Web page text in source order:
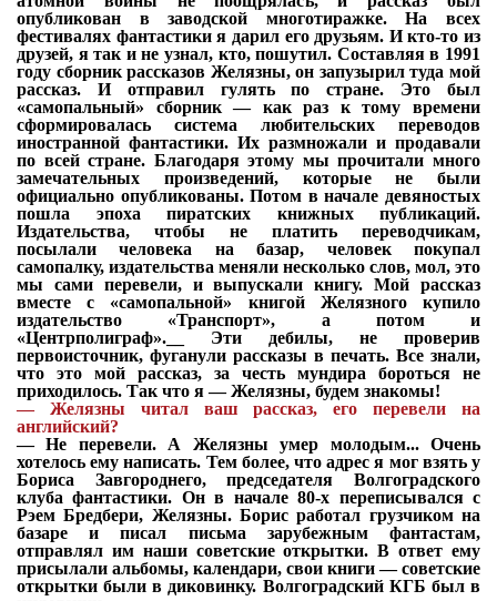
опубликован в заводской многотиражке. На всех
фестивалях фантастики я дарил его друзьям. И кто-то из
друзей, я так и не узнал, кто, пошутил. Составляя в 1991
году сборник рассказов Желязны, он запузырил туда мой
рассказ. И отправил гулять по стране. Это был
«самопальный» сборник — как раз к тому времени
сформировалась система любительских переводов
иностранной фантастики. Их размножали и продавали
по всей стране. Благодаря этому мы прочитали много
замечательных произведений, которые не были
официально опубликованы. Потом в начале девяностых
пошла эпоха пиратских книжных публикаций.
Издательства, чтобы не платить переводчикам,
посылали человека на базар, человек покупал
самопалку, издательства меняли несколько слов, мол, это
мы сами перевели, и выпускали книгу. Мой рассказ
вместе с «самопальной» книгой Желязного купило
издательство «Транспорт», а потом и
«Центрполиграф».__ Эти дебилы, не проверив
первоисточник, фуганули рассказы в печать. Все знали,
что это мой рассказ, за честь мундира бороться не
приходилось. Так что я — Желязны, будем знакомы!
— Желязны читал ваш рассказ, его перевели на
английский?
—Не перевели. А Желязны умер молодым... Очень
хотелось ему написать. Тем более, что адрес я мог взять у
Бориса Завгороднего, председателя Волгоградского
клуба фантастики. Он в начале 80-х переписывался с
Рэем Бредбери, Желязны. Борис работал грузчиком на
базаре и писал письма зарубежным фантастам,
отправлял им наши советские открытки. В ответ ему
присылали альбомы, календари, свои книги — советские
открытки были в диковинку. Волгоградский КГБ был в